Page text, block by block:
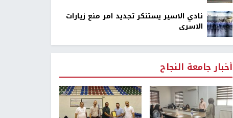
نادي الاسير يستنكر تجديد امر منع زيارات
الاسرى
أخبار جامعة النجاح